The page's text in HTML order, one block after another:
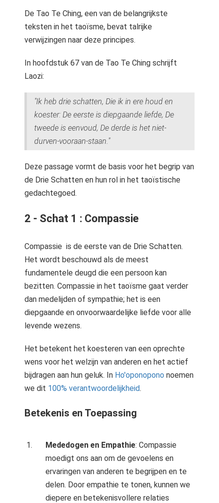
De Tao Te Ching, een van de belangrijkste
teksten in het taoïsme, bevat talrijke
verwijzingen naar deze principes.
In hoofdstuk 67 van de Tao Te Ching schrijft
Laozi:
"Ik heb drie schatten, Die ik in ere houd en
koester: De eerste is diepgaande liefde, De
tweede is eenvoud, De derde is het niet-
durven-vooraan-staan."
Deze passage vormt de basis voor het begrip van
de Drie Schatten en hun rol in het taoïstische
gedachtegoed.
2 - Schat 1 : Compassie
Compassie is de eerste van de Drie Schatten.
Het wordt beschouwd als de meest
fundamentele deugd die een persoon kan
bezitten. Compassie in het taoïsme gaat verder
dan medelijden of sympathie; het is een
diepgaande en onvoorwaardelijke liefde voor alle
levende wezens.
Het betekent het koesteren van een oprechte
wens voor het welzijn van anderen en het actief
bijdragen aan hun geluk. In Ho'oponopono noemen
we dit 100% verantwoordelijkheid.
Betekenis en Toepassing
Mededogen en Empathie: Compassie
moedigt ons aan om de gevoelens en
ervaringen van anderen te begrijpen en te
delen. Door empathie te tonen, kunnen we
diepere en betekenisvollere relaties